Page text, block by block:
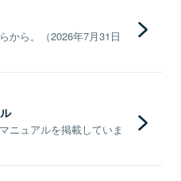
から。（2026年7月31日
ニュアルを掲載していま